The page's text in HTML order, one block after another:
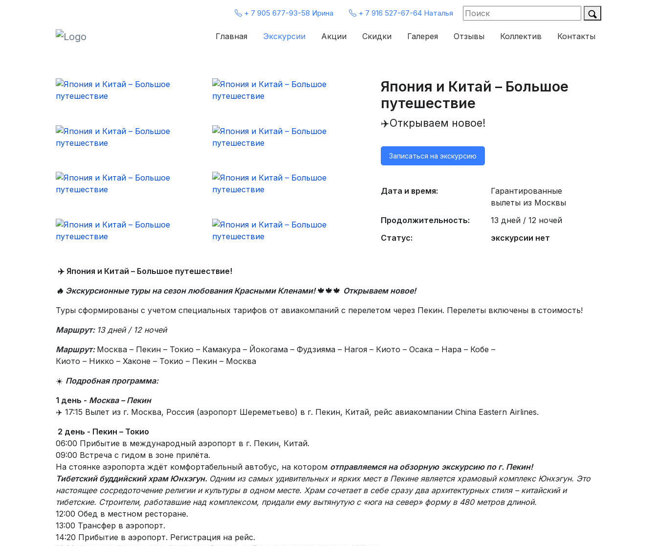
+ 7 905 677-93-58 Ирина + 7 916 527-67-64 Наталья
Главная Экскурсии Акции Скидки Галерея Отзывы Коллектив Контакты
Япония и Китай – Большое
путешествие
✈️Открываем новое!
Записаться на экскурсию
Дата и время:
Гарантированные
вылеты из Москвы
Продолжительность:
13 дней / 12 ночей
Статус:
экскурсии нет
✈️ Япония и Китай – Большое путешествие!
🔥 Экскурсионные туры на сезон любования Красными Кленами! 🍁🍁🍁 Открываем новое!
Туры сформированы с учетом специальных тарифов от авиакомпаний с перелетом через Пекин. Перелеты включены в стоимость!
Маршрут: 13 дней / 12 ночей
Маршрут: Москва – Пекин – Токио – Камакура – Йокогама – Фудзияма – Нагоя – Киото – Осака – Нара – Кобе –
Киото – Никко – Хаконе – Токио – Пекин – Москва
☀️ Подробная программа:
1 день - Москва – Пекин
✈️ 17:15 Вылет из г. Москва, Россия (аэропорт Шереметьево) в г. Пекин, Китай, рейс авиакомпании China Eastern Airlines.
2 день - Пекин – Токио
06:00 Прибытие в международный аэропорт в г. Пекин, Китай.
09:00 Встреча с гидом в зоне прилёта.
На стоянке аэропорта ждёт комфортабельный автобус, на котором отправляемся на обзорную экскурсию по г. Пекин!
Тибетский буддийский храм Юнхэгун. Одним из самых удивительных и ярких мест в Пекине является храмовый комплекс Юнхэгун. Это
настоящее сосредоточение религии и культуры в одном месте. Храм сочетает в себе сразу два архитектурных стиля – китайский и
тибетские. Строители, работавшие над комплексом, придали ему вытянутую с «юга на север» форму в 480 метров длиной.
12:00 Обед в местном ресторане.
13:00 Трансфер в аэропорт.
14:20 Прибытие в аэропорт. Регистрация на рейс.